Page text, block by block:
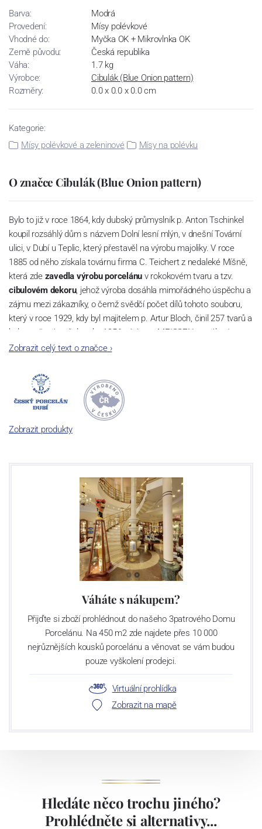
Barva:
Modrá
Provedení:
Mísy polévkové
Vhodné do:
Myčka OK + Mikrovlnka OK
Země původu:
Česká republika
Váha:
1.7 kg
Výrobce:
Cibulák (Blue Onion pattern)
Rozměry:
0.0 x 0.0 x 0.0 cm
Kategorie:
Mísy polévkové a zeleninové
Mísy na polévku
O značce Cibulák (Blue Onion pattern)
Bylo to již v roce 1864, kdy dubský průmyslník p. Anton Tschinkel
koupil rozsáhlý dům s názvem Dolní lesní mlýn, v dnešní Tovární
ulici, v Dubí u Teplic, který přestavěl na výrobu majoliky. V roce
1885 od něho získala továrnu firma C. Teichert z nedaleké Míšně,
která zde zavedla výrobu porcelánu v rokokovém tvaru a tzv.
cibulovém dekoru, jehož výroba dosáhla mimořádného úspěchu a
zájmu mezi zákazníky, o čemž svědčí počet dílů tohoto souboru,
který v roce 1929, kdy byl majitelem p. Artur Bloch, činil 257 tvarů a
byl označován až do roku 1956 nápisem MEISSEN v oválovém
rámečku.
počet jeho dílů v cibulovém provedení je 850 tvarů. Tyto výrobky
jsou garantovány Asociací sklářského a keramického průmyslu
České republiky jako „Český výrobek
Zobrazit celý text o značce›
Zobrazit produkty
Váháte s nákupem?
Přijďte si zboží prohlédnout do našeho 3patrového Domu
Porcelánu. Na 450 m2 zde najdete přes 10 000
nejrůznějších kousků porcelánu a věnovat se vám budou
pouze vyškolení prodejci.
Virtuální prohlídka
Zobrazit na mapě
Hledáte něco trochu jiného?
Prohlédněte si alternativy...